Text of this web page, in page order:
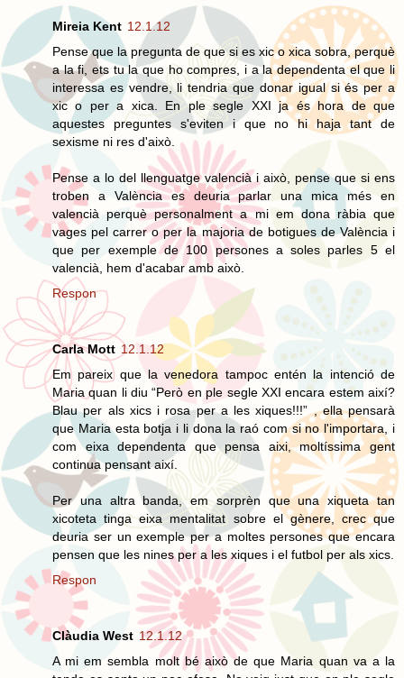
Mireia Kent 12.1.12
Pense que la pregunta de que si es xic o xica sobra, perquè
a la fi, ets tu la que ho compres, i a la dependenta el que li
interessa es vendre, li tendria que donar igual si és per a
xic o per a xica. En ple segle XXI ja és hora de que
aquestes preguntes s'eviten i que no hi haja tant de
sexisme ni res d'això.
Pense a lo del llenguatge valencià i això, pense que si ens
troben a València es deuria parlar una mica més en
valencià perquè personalment a mi em dona ràbia que
vages pel carrer o per la majoria de botigues de València i
que per exemple de 100 persones a soles parles 5 el
valencià, hem d'acabar amb això.
Respon
Carla Mott 12.1.12
Em pareix que la venedora tampoc entén la intenció de
Maria quan li diu “Però en ple segle XXI encara estem així?
Blau per als xics i rosa per a les xiques!!!” , ella pensarà
que Maria esta botja i li dona la raó com si no l'importara, i
com eixa dependenta que pensa aixi, moltíssima gent
continua pensant així.
Per una altra banda, em sorprèn que una xiqueta tan
xicoteta tinga eixa mentalitat sobre el gènere, crec que
deuria ser un exemple per a moltes persones que encara
pensen que les nines per a les xiques i el futbol per als xics.
Respon
Clàudia West 12.1.12
A mi em sembla molt bé això de que Maria quan va a la